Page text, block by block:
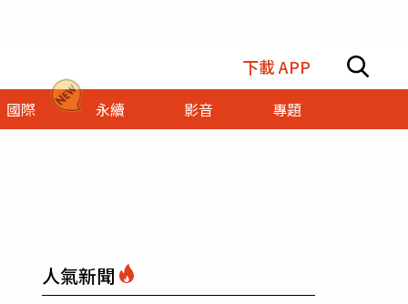
下載 APP
國際 永續 影音 專題
人氣新聞